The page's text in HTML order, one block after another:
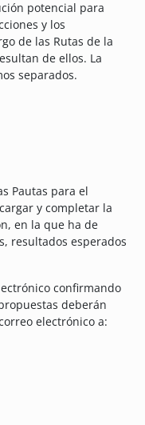
potencial para
y los
de las Rutas de la
de ellos. La
separados.
Pautas para el
y completar la
en la que ha de
resultados esperados
confirmando
deberán
electrónico a: